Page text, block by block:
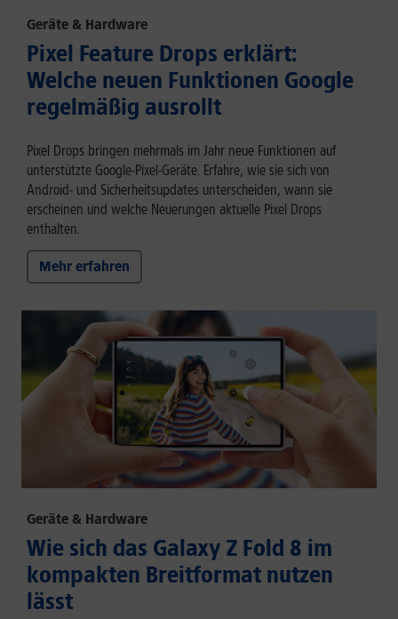
Geräte & Hardware
Pixel Feature Drops erklärt:
Welche neuen Funktionen Google
regelmäßig ausrollt
Pixel Drops bringen mehrmals im Jahr neue Funktionen auf
unterstützte Google-Pixel-Geräte. Erfahre, wie sie sich von
Android- und Sicherheitsupdates unterscheiden, wann sie
erscheinen und welche Neuerungen aktuelle Pixel Drops
enthalten.
Mehr erfahren
Geräte & Hardware
Wie sich das Galaxy Z Fold 8 im
kompakten Breitformat nutzen
lässt